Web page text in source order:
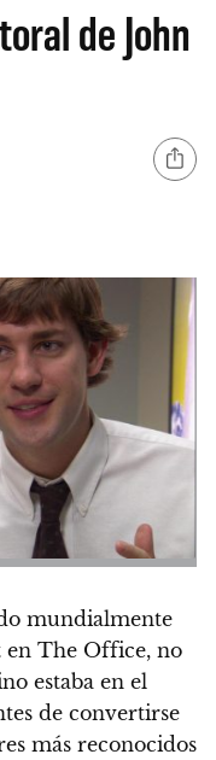
de John
mundialmente
en The Office, no
estaba en el
de convertirse
más reconocidos